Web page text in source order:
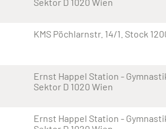
Sektor D 1020 Wien
KMS Pöchlarnstr. 14/1. Stock
Ernst Happel Station -
Sektor D 1020 Wien
Ernst Happel Station -